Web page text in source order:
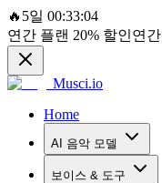
🔥 5일 00:33:04
연간 플랜 20% 할인연간
Musci.io
Home
AI 음악 모델
보이스 & 도구